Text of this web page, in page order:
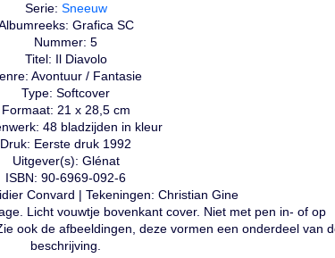
Serie: Sneeuw
Grafica SC
Nummer: 5
Titel: Il Diavolo
Avontuur / Fantasie
Type: Softcover
Formaat: 21 x 28,5 cm
48 bladzijden in kleur
Druk: Eerste druk 1992
Uitgever(s): Glénat
ISBN: 90-6969-092-6
Convard | Tekeningen: Christian Gine
Licht vouwtje bovenkant cover. Niet met pen in- of op
ook de afbeeldingen, deze vormen een onderdeel van
beschrijving.